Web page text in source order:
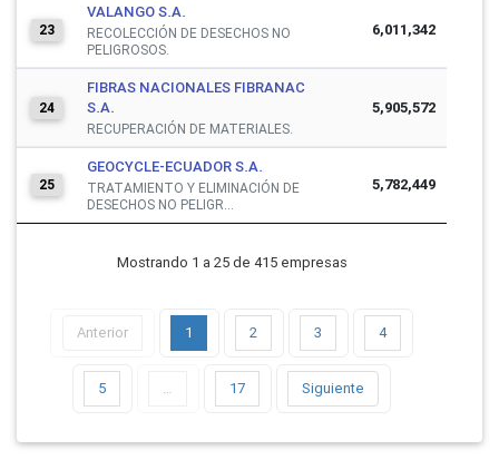
23
VALANGO S.A.
RECOLECCIÓN DE DESECHOS NO
PELIGROSOS.
6,011,342
24
FIBRAS NACIONALES FIBRANAC
S.A.
RECUPERACIÓN DE MATERIALES.
5,905,572
25
GEOCYCLE-ECUADOR S.A.
TRATAMIENTO Y ELIMINACIÓN DE
DESECHOS NO PELIGR...
5,782,449
Mostrando 1 a 25 de 415 empresas
Anterior 1 2 3 4
5 … 17 Siguiente